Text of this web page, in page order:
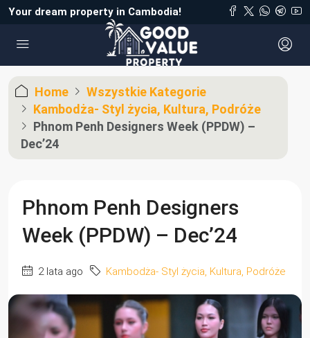
Your dream property in Cambodia!
Home
Wszystkie Kategorie
Kambodża- Styl życia, Kultura, Podróże
Phnom Penh Designers Week (PPDW) –
Dec’24
Phnom Penh Designers
Week (PPDW) – Dec’24
2 lata ago Kambodża- Styl życia, Kultura, Podróże